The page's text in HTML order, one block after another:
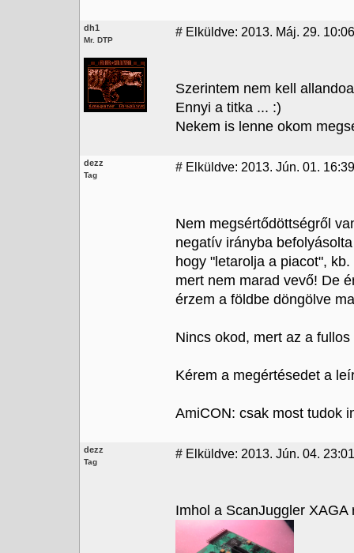
dh1
Mr. DTP
# Elküldve: 2013. Máj. 29. 10:06
Szerintem nem kell
Ennyi a titka ... :)
Nekem is lenne okom
dezz
Tag
# Elküldve: 2013. Jún. 01. 16:39
Nem megsértődöttségről
negatív irányba
hogy "letarolja a piacot",
mert nem marad vevő! De
érzem a földbe döngölve
Nincs okod, mert az a
Kérem a megértésedet a
AmiCON: csak most tudok
dezz
Tag
# Elküldve: 2013. Jún. 04.
Imhol a ScanJuggler